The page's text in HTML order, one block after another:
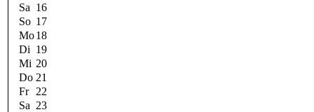
Sa 16
So 17
Mo18
Di 19
Mi 20
Do 21
Fr
22
Sa 23